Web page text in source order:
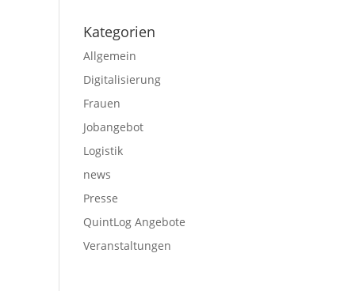
Kategorien
Allgemein
Digitalisierung
Frauen
Jobangebot
Logistik
news
Presse
QuintLog Angebote
Veranstaltungen